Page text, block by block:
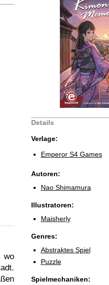
Details
Verlage:
Emperor S4 Games
Autoren:
Nao Shimamura
Illustratoren:
Maisherly
Genres:
Abstraktes Spiel
Puzzle
Spielmechaniken:
wo